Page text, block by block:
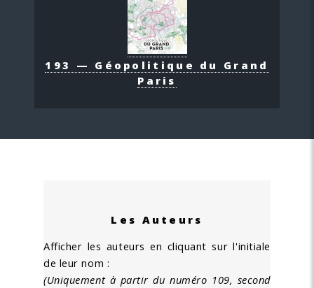
193 — Géopolitique du Grand
Paris
Les Auteurs
Afficher les auteurs en cliquant sur l'initiale
de leur nom :
(Uniquement à partir du numéro 109, second